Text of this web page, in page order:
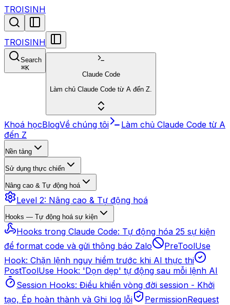
TROISINH
TROISINH
Search
⌘K
Claude Code
Làm chủ Claude Code từ A đến Z.
Khoá họcBlogVề chúng tôi
Làm chủ Claude Code từ A
đến Z
Nền tảng
Sử dụng thực chiến
Nâng cao & Tự động hoá
Level 2: Nâng cao & Tự động hoá
Hooks — Tự động hoá sự kiện
Hooks trong Claude Code: Tự động hóa 25 sự kiện
để format code và gửi thông báo Zalo
PreToolUse
Hook: Chặn lệnh nguy hiểm trước khi AI thực thi
PostToolUse Hook: 'Dọn dẹp' tự động sau mỗi lệnh AI
Session Hooks: Điều khiển vòng đời session - Khởi
tạo, Ép hoàn thành và Ghi log lỗi
PermissionRequest